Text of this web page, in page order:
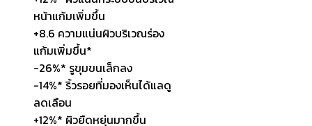
หน้าแก้มเพิ่มขึ้น
+8.6 ความแน่นผิวบริเวณร่อง
แก้มเพิ่มขึ้น*
-26%* รูขุมขนเล็กลง
-14%* ริ้วรอยที่มองเห็นได้แลดู
ลดเลือน
+12%* ผิวยืดหยุ่นมากขึ้น